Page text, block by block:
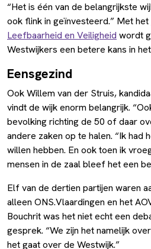
“Het is één van de belangrijkste
ook flink in geïnvesteerd.” Met het
Leefbaarheid en Veiligheid wordt
Westwijkers een betere kans in
Eensgezind
Ook Willem van der Struis,
vindt de wijk enorm belangrijk.
bevolking richting de 50 of daar
andere zaken op te halen. “Ik had
willen hebben. En ook toen ik
mensen in de zaal bleef het een
Elf van de dertien partijen waren
alleen ONS.Vlaardingen en het
Bouchrit was het niet echt een
gesprek. “We zijn het namelijk
het gaat over de Westwijk.”